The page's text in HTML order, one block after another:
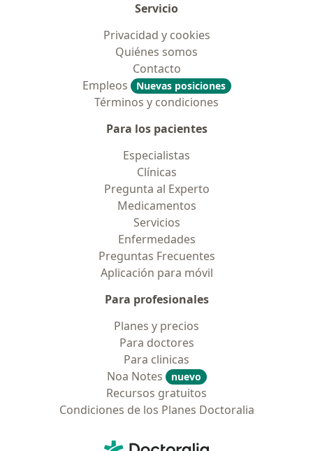
Servicio
Privacidad y cookies
Quiénes somos
Contacto
Empleos
Nuevas posiciones
Términos y condiciones
Para los pacientes
Especialistas
Clínicas
Pregunta al Experto
Medicamentos
Servicios
Enfermedades
Preguntas Frecuentes
Aplicación para móvil
Para profesionales
Planes y precios
Para doctores
Para clinicas
Noa Notes
nuevo
Recursos gratuitos
Condiciones de los Planes Doctoralia
Doctoralia - Página de inicio